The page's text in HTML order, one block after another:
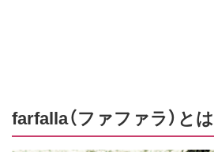
farfalla（ファファラ）とは